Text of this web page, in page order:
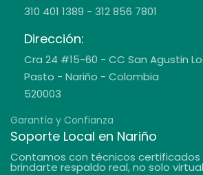
310 401 1389 - 312 856 7801
Dirección:
Cra 24 #15-60 - CC San Agustin
Pasto - Nariño - Colombia
520003
Garantía y Confianza
Soporte Local en Nariño
Contamos con técnicos certificados
brindarte respaldo real, no solo